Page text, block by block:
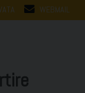
WEBMAIL